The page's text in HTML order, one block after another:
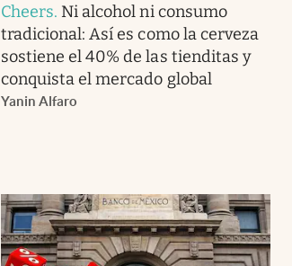
Cheers. Ni alcohol ni consumo
tradicional: Así es como la cerveza
sostiene el 40% de las tienditas y
conquista el mercado global
Yanin Alfaro